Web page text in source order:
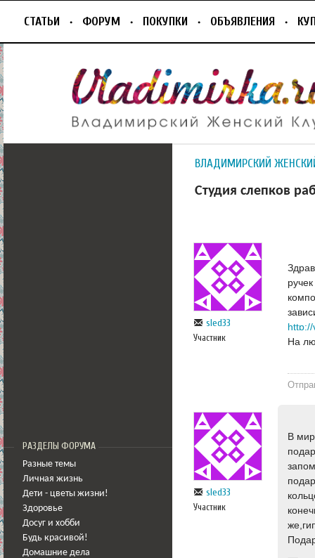
СТАТЬИ ФОРУМ ПОКУПКИ ОБЪЯВЛЕНИЯ
РАЗДЕЛЫ ФОРУМА
Разные темы
Личная жизнь
Дети - цветы жизни!
Здоровье
Досуг и хобби
Будь красивой!
Домашние дела
ВЛАДИМИРСКИЙ
Студия слепков
sled33
Участник
На
sled33
Участник
В